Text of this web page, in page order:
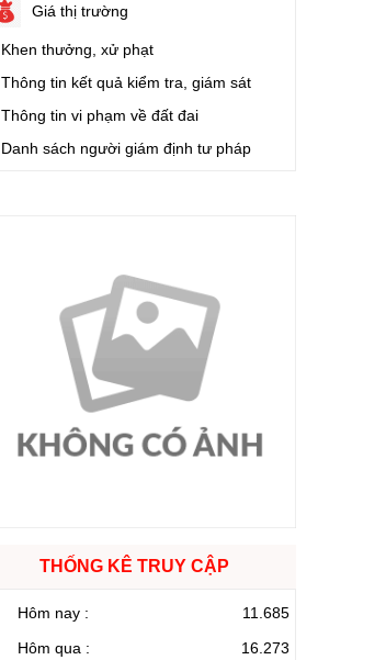
Giá thị trường
Khen thưởng, xử phạt
Thông tin kết quả kiểm tra, giám sát
Thông tin vi phạm về đất đai
Danh sách người giám định tư pháp
THỐNG KÊ TRUY CẬP
Hôm nay :
11.685
Hôm qua :
16.273